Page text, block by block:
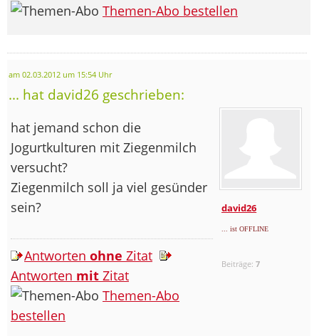
Themen-Abo bestellen
am 02.03.2012 um 15:54 Uhr
... hat david26 geschrieben:
david26
... ist OFFLINE
Beiträge:7
hat jemand schon die
Jogurtkulturen mit Ziegenmilch
versucht?
Ziegenmilch soll ja viel gesünder
sein?
Antworten ohne Zitat
Antworten mit Zitat
Themen-Abo
bestellen